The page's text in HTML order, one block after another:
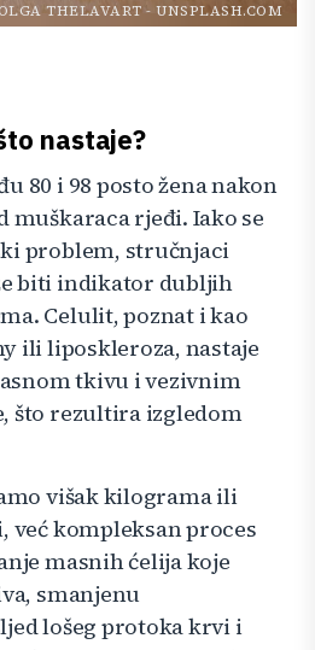
THELAVART - UNSPLASH.COM
nastaje?
80 i 98 posto žena nakon
muškaraca rjeđi. Iako se
problem, stručnjaci
biti indikator dubljih
Celulit, poznat i kao
ili liposkleroza, nastaje
tkivu i vezivnim
što rezultira izgledom
višak kilograma ili
već kompleksan proces
masnih ćelija koje
smanjenu
lošeg protoka krvi i